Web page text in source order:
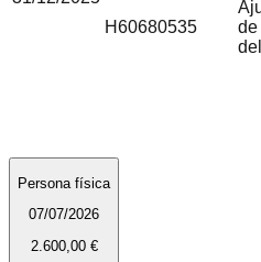
H60680535
de
Persona física
07/07/2026
2.600,00 €